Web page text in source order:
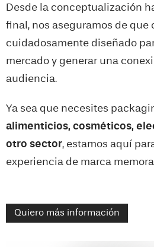
Desde la conceptualización
final, nos aseguramos de que
cuidadosamente diseñado
mercado y generar una
audiencia.
Ya sea que necesites
alimenticios, cosméticos,
otro sector, estamos aquí
experiencia de marca
Quiero más información